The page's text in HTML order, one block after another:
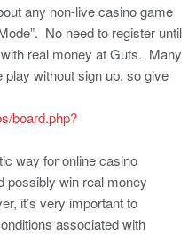
any non-live casino game
No need to register until
real money at Guts. Many
play without sign up, so give
board.php?
way for online casino
possibly win real money
it’s very important to
associated with